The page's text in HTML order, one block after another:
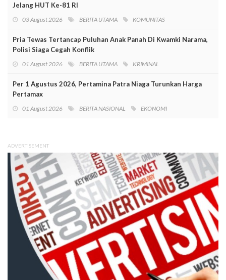
Jelang HUT Ke-81 RI
03 August 2026 BERITA UTAMA KOMUNITAS
Pria Tewas Tertancap Puluhan Anak Panah Di Kwamki Narama,
Polisi Siaga Cegah Konflik
01 August 2026 BERITA UTAMA KRIMINAL
Per 1 Agustus 2026, Pertamina Patra Niaga Turunkan Harga
Pertamax
01 August 2026 BERITA NASIONAL EKONOMI
ADVERTISEMENT